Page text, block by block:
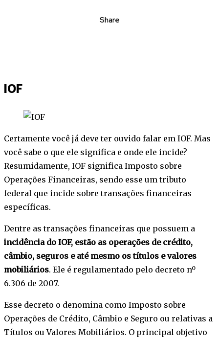
Share
IOF
Certamente você já deve ter ouvido falar em IOF. Mas
você sabe o que ele significa e onde ele incide?
Resumidamente, IOF significa Imposto sobre
Operações Financeiras, sendo esse um tributo
federal que incide sobre transações financeiras
específicas.
Dentre as transações financeiras que possuem a
incidência do IOF, estão as operações de crédito,
câmbio, seguros e até mesmo os títulos e valores
mobiliários. Ele é regulamentado pelo decreto nº
6.306 de 2007.
Esse decreto o denomina como Imposto sobre
Operações de Crédito, Câmbio e Seguro ou relativas a
Títulos ou Valores Mobiliários. O principal objetivo